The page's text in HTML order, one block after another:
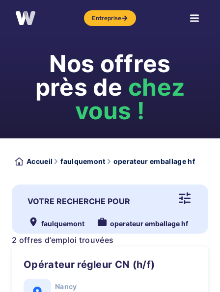
Entreprise
Nos offres
près de chez
vous !
Accueil faulquemont operateur emballage hf
VOTRE RECHERCHE POUR
faulquemont operateur emballage hf
2 offres d’emploi trouvées
Opérateur régleur CN (h/f)
Nancy